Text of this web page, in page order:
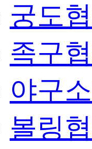
궁도
족구
야구
볼링